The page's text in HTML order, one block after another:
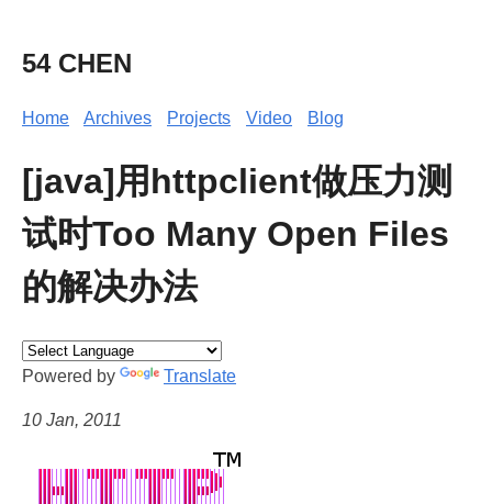
54 CHEN
Home Archives Projects Video Blog
[java]用httpclient做压力测
试时Too Many Open Files
的解决办法
Powered by Translate
10 Jan, 2011